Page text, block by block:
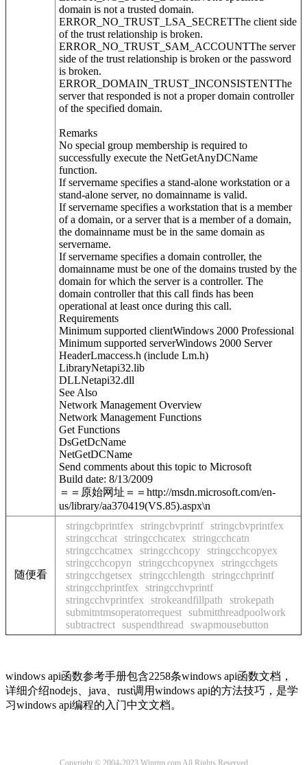
domain is not a trusted domain.
ERROR_NO_TRUST_LSA_SECRETThe client side
of the trust relationship is broken.
ERROR_NO_TRUST_SAM_ACCOUNTThe server
side of the trust relationship is broken or the password
is broken.
ERROR_DOMAIN_TRUST_INCONSISTENTThe
server that responded is not a proper domain controller
of the specified domain.
Remarks
No special group membership is required to
successfully execute the NetGetAnyDCName
function.
If servername specifies a stand-alone workstation or a
stand-alone server, no domainname is valid.
If servername specifies a workstation that is a member
of a domain, or a server that is a member of a domain,
the domainname must be in the same domain as
servername.
If servername specifies a domain controller, the
domainname must be one of the domains trusted by the
domain for which the server is a controller. The
domain controller that this call finds has been
operational at least once during this call.
Requirements
Minimum supported clientWindows 2000 Professional
Minimum supported serverWindows 2000 Server
HeaderLmaccess.h (include Lm.h)
LibraryNetapi32.lib
DLLNetapi32.dll
See Also
Network Management Overview
Network Management Functions
Get Functions
DsGetDcName
NetGetDCName
Send comments about this topic to Microsoft
Build date: 8/13/2009
＝＝原始网址＝＝http://msdn.microsoft.com/en-
us/library/aa370419(VS.85).aspx\n
随便看
stringcbprintfex stringcbvprintf stringcbvprintfex
stringcchcat stringcchcatex
stringcchcatn
stringcchcatnex
stringcchcopy stringcchcopyex
stringcchcopyn
stringcchcopynex
stringcchgets
stringcchgetsex
stringcchlength
stringcchprintf
stringcchprintfex
stringcchvprintf
stringcchvprintfex
strokeandfillpath
strokepath
submitntmsoperatorrequest submitthreadpoolwork
subtractrect suspendthread swapmousebutton
windows api函数参考手册包含2258条windows api函数文档，
详细介绍nodejs、java、rust调用windows api的方法技巧，是学
习windows api编程的入门中文文档。
Copyright © 2004-2023 Winrtm.com All Rights Reserved